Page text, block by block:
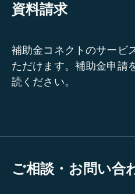
資料請求
補助金コネクトのサービ
ただけます。補助金申請
読ください。
ご相談・お問い合